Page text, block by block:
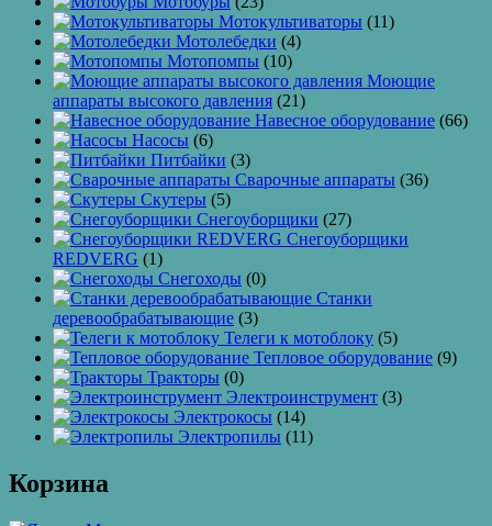
Мотокультиваторы (11)
Мотолебедки (4)
Мотопомпы (10)
Моющие
аппараты высокого давления (21)
Навесное оборудование (66)
Насосы (6)
Питбайки (3)
Сварочные аппараты (36)
Скутеры (5)
Снегоуборщики (27)
Снегоуборщики
REDVERG (1)
Снегоходы (0)
Станки
деревообрабатывающие (3)
Телеги к мотоблоку (5)
Тепловое оборудование (9)
Тракторы (0)
Электроинструмент (3)
Электрокосы (14)
Электропилы (11)
Корзина